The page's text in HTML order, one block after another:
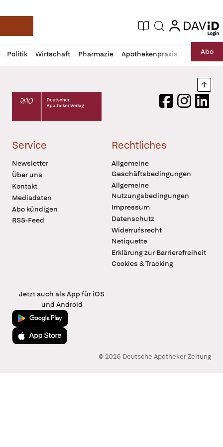
Deutsche Apotheker Zeitung
Aktuelle Ausgabe
Suche login
login
Politik Wirtschaft Pharmazie Apothekenpraxis RechtAbo
Profil
öffnen
Daz
Pur
Deutscher Apotheker Verlag Logo
FacebookInstagram
Service
Newsletter
Über uns
Kontakt
Mediadaten
Abo kündigen
RSS-Feed
Rechtliches
Allgemeine
Geschäftsbedingungen
Allgemeine
Nutzungsbedingungen
Impressum
Datenschutz
Widerrufsrecht
Netiquette
Erklärung zur Barrierefreiheit
Cookies & Tracking
Jetzt auch als App für iOS
und Android
Jetzt bei Google Play
Laden im App Store
© 2026 Deutsche Apotheker Zeitung